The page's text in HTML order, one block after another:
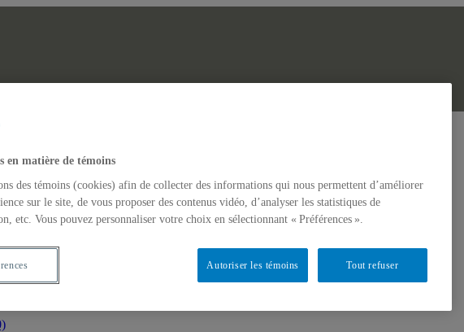
en histoire de l’art au Québec
en matière de témoins
des témoins (cookies) afin de collecter des informations qui nous permettent d’améliorer
sur le site, de vous proposer des contenus vidéo, d’analyser les statistiques de
etc. Vous pouvez personnaliser votre choix en sélectionnant « Préférences ».
Tout refuser
Autoriser les témoins